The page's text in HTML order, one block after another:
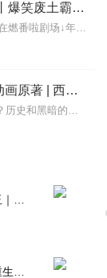
【燃番啦】这游戏也太真实了丨爆笑废土霸榜神作丨紫襟剧社制作
>>更多好听不套路的燃情有声剧，尽在燃番啦剧场↓年度重磅推荐本专辑为VIP免费专辑每天上午10点5集更新，订阅可以听到最新内容哦！每周抽一个专辑五星优质评论送...
诡秘之主 | 多人有声剧丨同名动画原著 | 西幻克苏鲁 | 乌贼作品
蒸汽与机械的浪潮中，谁能触及非凡？历史和黑暗的迷雾里，又是谁在耳语？我从诡秘中醒来，睁眼看见这个世界：枪械，大炮，巨舰，飞空艇，差分机；魔药，占卜，诅咒，倒吊人...